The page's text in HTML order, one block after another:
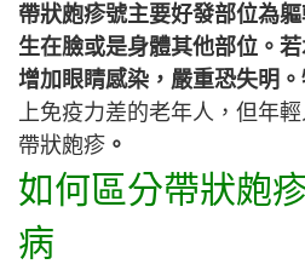
帶狀皰疹號主要好發部位為
生在臉或是身體其他部位。
增加眼睛感染，嚴重恐失明
上免疫力差的老年人，但年
帶狀皰疹。
如何區分帶狀皰
病